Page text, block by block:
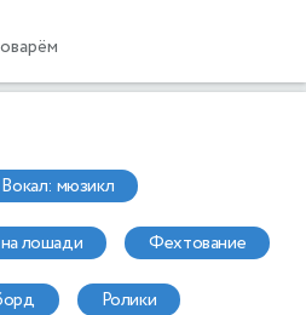
вокал: мюзикл
на лошади фехтование
ролики